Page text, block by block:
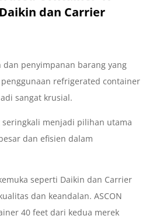
dan Carrier
penyimpanan barang yang
refrigerated container
sangat krusial.
menjadi pilihan utama
dan efisien dalam
seperti Daikin dan Carrier
dan keandalan. ASCON
40 feet dari kedua merek